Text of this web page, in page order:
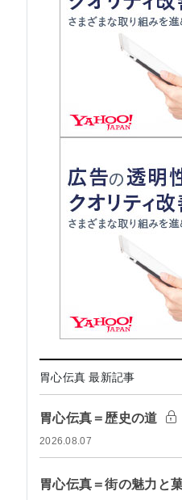
胃心伝真 最新記事
胃心伝真＝歴史の道
2026.08.07
胃心伝真＝街の魅力と